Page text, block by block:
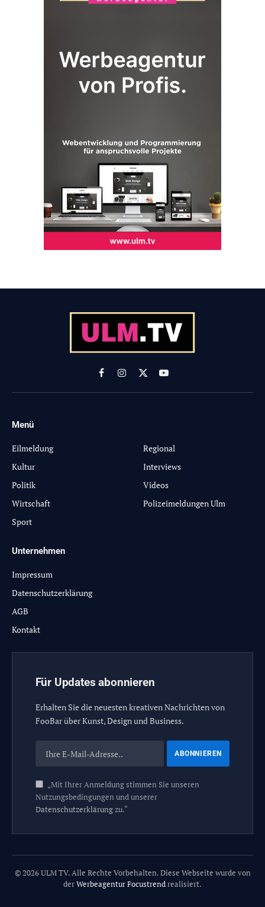
FacebookInstagram
X
(Twitter)
YouTube
Menü
Eilmeldung
Kultur
Politik
Wirtschaft
Sport
Regional
Interviews
Videos
Polizeimeldungen Ulm
Unternehmen
Impressum
Datenschutzerklärung
AGB
Kontakt
Für Updates abonnieren
Erhalten Sie die neuesten kreativen Nachrichten von
FooBar über Kunst, Design und Business.
„Mit Ihrer Anmeldung stimmen Sie unseren
Nutzungsbedingungen und unserer
Datenschutzerklärungzu.“
© 2026 ULM TV. Alle Rechte Vorbehalten. Diese Webseite wurde von
derWerbeagentur Focustrendrealisiert.